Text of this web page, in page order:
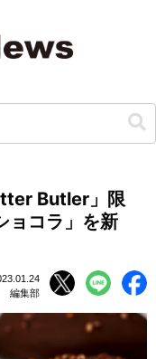
Butler」限
ョコラ」を新
編集部